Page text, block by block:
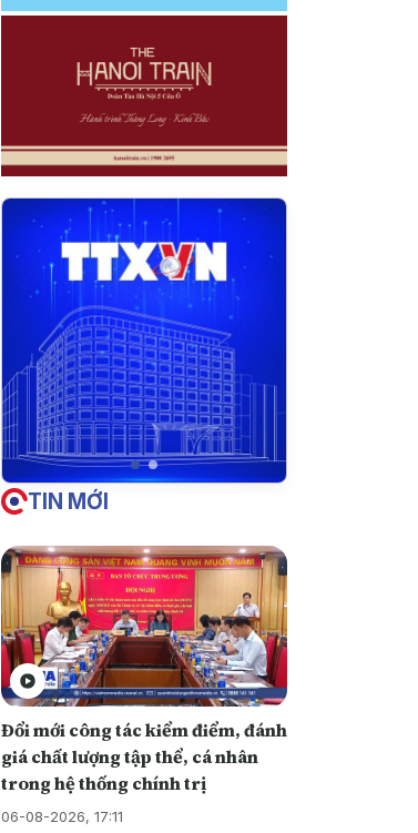
TIN MỚI
Đổi mới công tác kiểm điểm, đánh
giá chất lượng tập thể, cá nhân
trong hệ thống chính trị
06-08-2026, 17:11